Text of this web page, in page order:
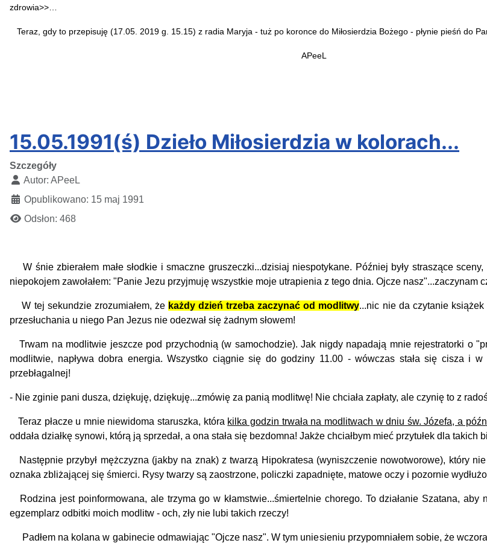
zdrowia>>…
Teraz, gdy to przepisuję (17.05. 2019 g. 15.15) z radia Maryja - tuż po koronce do Miłosierdzia Bożego - płynie pieśń do
APeeL
15.05.1991(ś) Dzieło Miłosierdzia w kolorach...
Szczegóły
Autor: APeeL
Opublikowano: 15 maj 1991
Odsłon: 468
W śnie zbierałem małe słodkie i smaczne gruszeczki...dzisiaj niespotykane. Później były straszące
niepokojem zawołałem: "Panie Jezu przyjmuję wszystkie moje utrapienia z tego dnia. Ojcze nasz"...zaczynam
W tej sekundzie zrozumiałem, że każdy dzień trzeba zaczynać od modlitwy...nic nie da czytanie
przesłuchania u niego Pan Jezus nie odezwał się żadnym słowem!
Trwam na modlitwie jeszcze pod przychodnią (w samochodzie). Jak nigdy napadają mnie rejestratorki o
modlitwie, napływa dobra energia. Wszystko ciągnie się do godziny 11.00 - wówczas stała się cisza i
przebłagalnej!
- Nie zginie pani dusza, dziękuję, dziękuję...zmówię za panią modlitwę! Nie chciała zapłaty, ale czynię to z
Teraz płacze u mnie niewidoma staruszka, która kilka godzin trwała na modlitwach w dniu św. Józefa, a
oddała działkę synowi, którą ją sprzedał, a ona stała się bezdomna! Jakże chciałbym mieć przytułek dla takich
Następnie przybył mężczyzna (jakby na znak) z twarzą Hipokratesa (wyniszczenie nowotworowe), który
oznaka zbliżającej się śmierci. Rysy twarzy są zaostrzone, policzki zapadnięte, matowe oczy i pozornie
Rodzina jest poinformowana, ale trzyma go w kłamstwie...śmiertelnie chorego. To działanie Szatana, aby
egzemplarz odbitki moich modlitw - och, zły nie lubi takich rzeczy!
Padłem na kolana w gabinecie odmawiając "Ojcze nasz". W tym uniesieniu przypomniałem sobie, że